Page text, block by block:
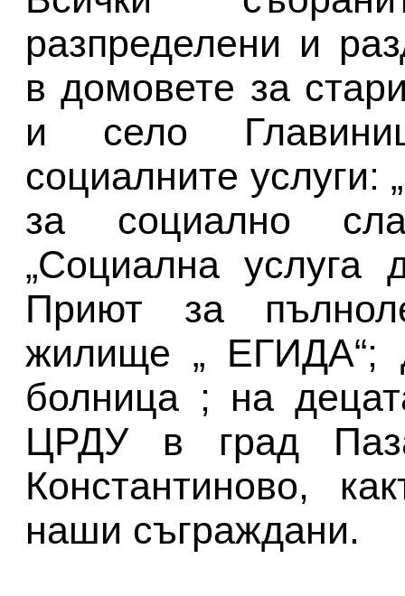
разпределени и
в домовете за
и село
социалните услуги:
за социално
„Социална услуга
Приют за
жилище „ ЕГИДА“;
болница ; на
ЦРДУ в град
Константиново,
наши съграждани.